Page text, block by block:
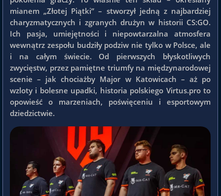
mianem „Złotej Piątki” – stworzył jedną z najbardziej
charyzmatycznych i zgranych drużyn w historii CS:GO.
Ich pasja, umiejętności i niepowtarzalna atmosfera
wewnątrz zespołu budziły podziw nie tylko w Polsce, ale
i na całym świecie. Od pierwszych błyskotliwych
zwycięstw, przez pamiętne triumfy na międzynarodowej
scenie – jak chociażby Major w Katowicach – aż po
wzloty i bolesne upadki, historia polskiego Virtus.pro to
opowieść o marzeniach, poświęceniu i esportowym
dziedzictwie.